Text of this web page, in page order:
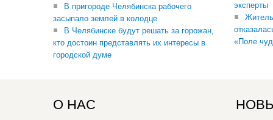
В пригороде Челябинска рабочего
засыпало землей в колодце
В Челябинске будут решать за горожан,
кто достоин представлять их интересы в
городской думе
эксперты
«Поле
О НАС